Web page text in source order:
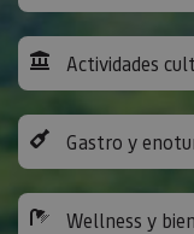
Actividades
Gastro y
Wellness y